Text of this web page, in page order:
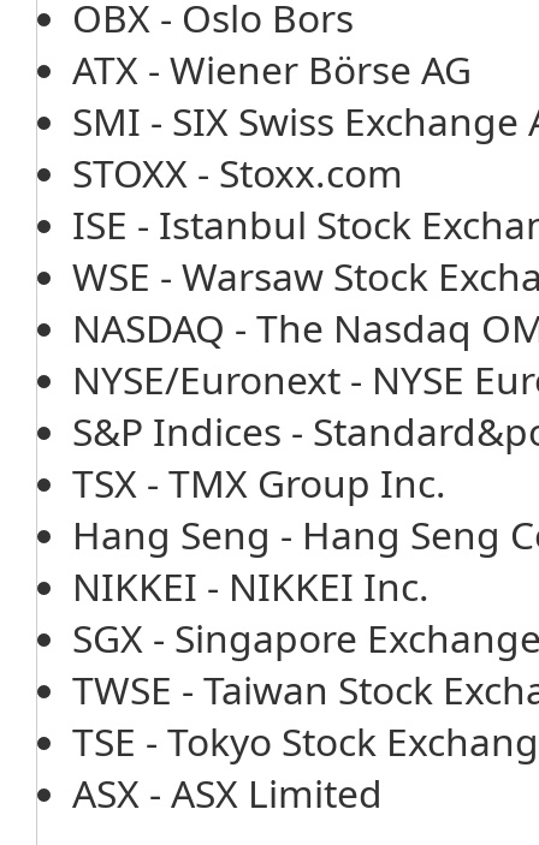
OBX - Oslo Bors
ATX - Wiener Börse AG
SMI - SIX Swiss Exchange
STOXX - Stoxx.com
ISE - Istanbul Stock
WSE - Warsaw Stock
NASDAQ - The Nasdaq
NYSE/Euronext - NYSE
S&P Indices -
TSX - TMX Group Inc.
Hang Seng - Hang Seng
NIKKEI - NIKKEI Inc.
SGX - Singapore
TWSE - Taiwan Stock
TSE - Tokyo Stock
ASX - ASX Limited